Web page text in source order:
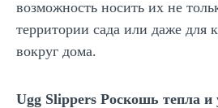
возможность носить их не
территории сада или даже для
вокруг дома.
Ugg Slippers Роскошь тепла и